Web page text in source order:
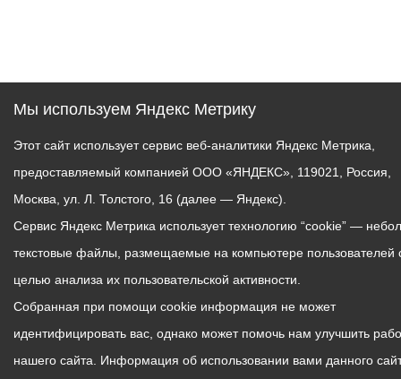
Мы используем Яндекс Метрику
Этот сайт использует сервис веб-аналитики Яндекс Метрика,
предоставляемый компанией ООО «ЯНДЕКС», 119021, Россия,
Москва, ул. Л. Толстого, 16 (далее — Яндекс).
Сервис Яндекс Метрика использует технологию “cookie” —
текстовые файлы, размещаемые на компьютере пользователей
целью анализа их пользовательской активности.
Собранная при помощи cookie информация не может
идентифицировать вас, однако может помочь нам улучшить
нашего сайта. Информация об использовании вами данного